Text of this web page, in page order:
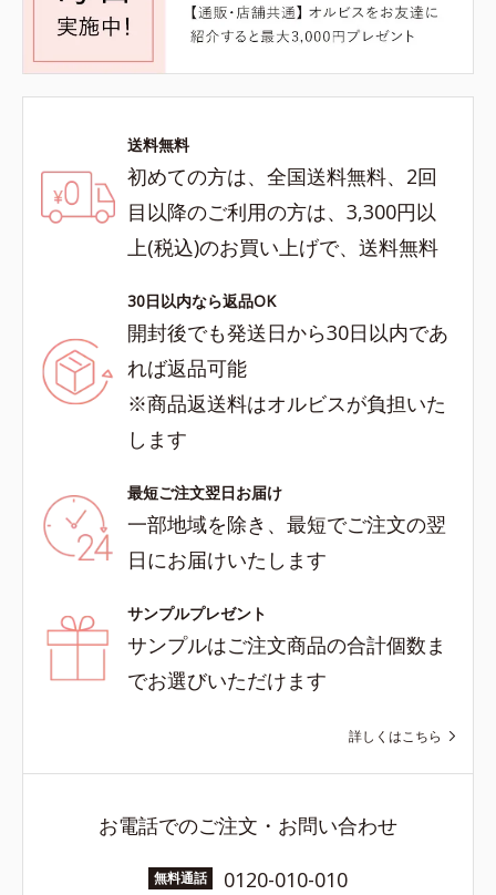
送料無料
初めての方は、全国送料無料、2回
目以降のご利用の方は、3,300円以
上(税込)のお買い上げで、送料無料
30日以内なら返品OK
開封後でも発送日から30日以内であ
れば返品可能
※商品返送料はオルビスが負担いた
します
最短ご注文翌日お届け
一部地域を除き、最短でご注文の翌
日にお届けいたします
サンプルプレゼント
サンプルはご注文商品の合計個数ま
でお選びいただけます
詳しくはこちら
お電話でのご注文・お問い合わせ
無料通話 0120-010-010